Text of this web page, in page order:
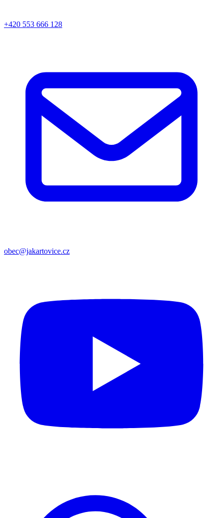
+420 553 666 128
obec@jakartovice.cz